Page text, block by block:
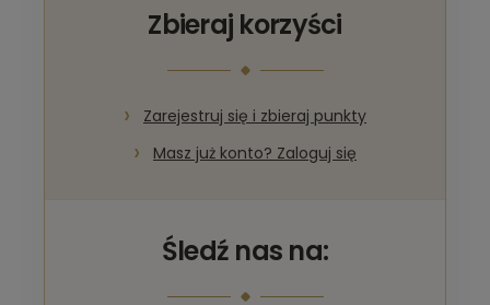
Zbieraj korzyści
Zarejestruj się i zbieraj punkty
Masz już konto? Zaloguj się
Śledź nas na: